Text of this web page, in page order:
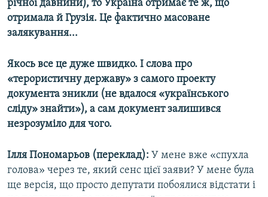
річної давнини), то Україна отримає те ж, що
отримала й Грузія. Це фактично масоване
залякування...
Якось все це дуже швидко. І слова про
«терористичну державу» з самого проекту
документа зникли (не вдалося «українського
сліду» знайти»), а сам документ залишився
незрозуміло для чого.
Ілля Пономарьов (переклад): У мене вже «спухла
голова» через те, який сенс цієї заяви? У мене була
ще версія, що просто депутати побоялися відстати і